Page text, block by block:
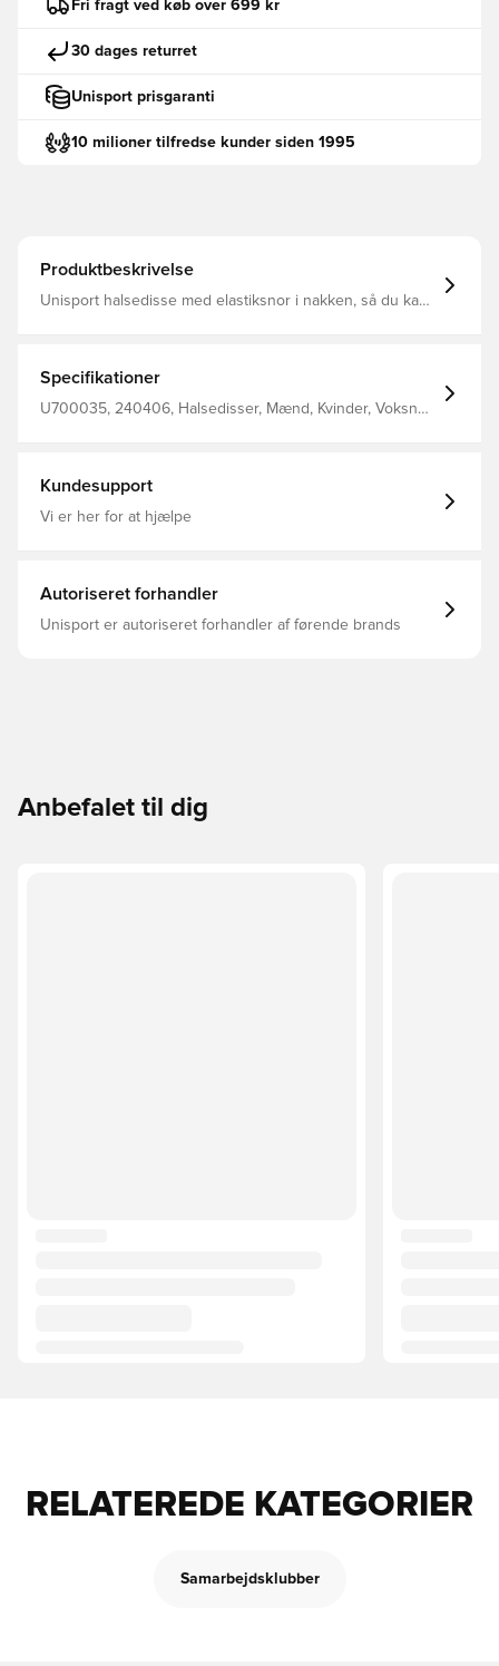
Fri fragt ved køb over 699 kr
30 dages returret
Unisport prisgaranti
10 milioner tilfredse kunder siden 1995
Produktbeskrivelse
Unisport halsedisse med elastiksnor i nakken, så du kan
Specifikationer
U700035, 240406, Halsedisser, Mænd, Kvinder, Voksne,
Kundesupport
Vi er her for at hjælpe
Autoriseret forhandler
Unisport er autoriseret forhandler af førende brands
Anbefalet til dig
RELATEREDE KATEGORIER
Samarbejdsklubber